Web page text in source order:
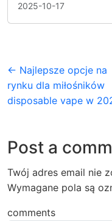
2025-10-17
← Najlepsze opcje na
rynku dla miłośników
disposable vape w
Post a
Twój adres email nie
Wymagane pola są
comments